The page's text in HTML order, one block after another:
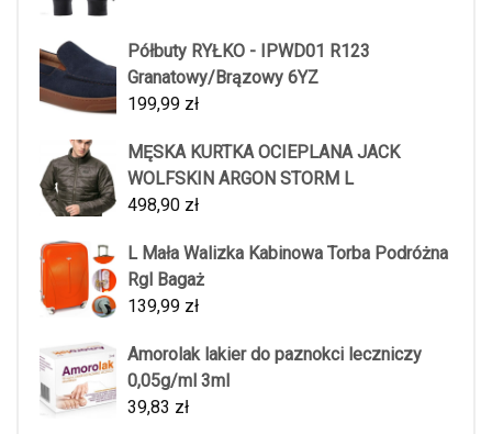
Półbuty RYŁKO - IPWD01 R123
Granatowy/Brązowy 6YZ
199,99 zł
MĘSKA KURTKA OCIEPLANA JACK
WOLFSKIN ARGON STORM L
498,90 zł
L Mała Walizka Kabinowa Torba Podróżna
Rgl Bagaż
139,99 zł
Amorolak lakier do paznokci leczniczy
0,05g/ml 3ml
39,83 zł